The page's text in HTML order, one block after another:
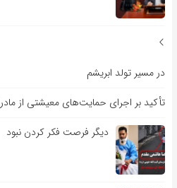
در مسیر تولد ابریشم
تأکید بر اجرای حمایت‌های معیشتی از
دیگر فرصت فکر کردن نبود